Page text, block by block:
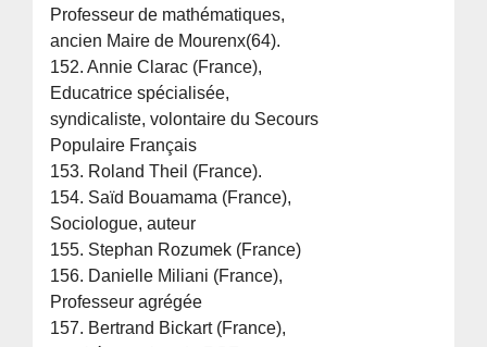
Professeur de mathématiques,
ancien Maire de Mourenx(64).
152. Annie Clarac (France),
Educatrice spécialisée,
syndicaliste, volontaire du Secours
Populaire Français
153. Roland Theil (France).
154. Saïd Bouamama (France),
Sociologue, auteur
155. Stephan Rozumek (France)
156. Danielle Miliani (France),
Professeur agrégée
157. Bertrand Bickart (France),